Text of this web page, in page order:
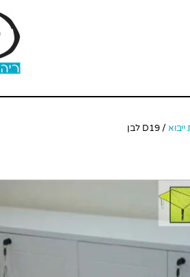
ייבוא / D19 לבן